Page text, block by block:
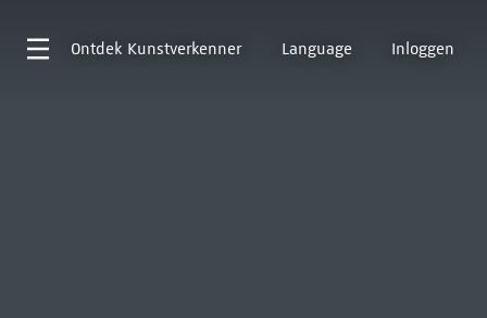
Ontdek Kunstverkenner Language Inloggen